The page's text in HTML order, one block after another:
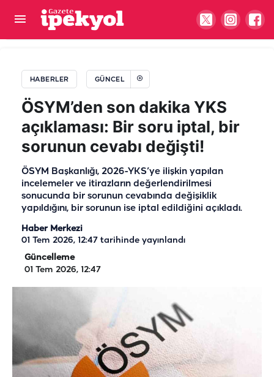
HABERLER GÜNCEL
ÖSYM’den son dakika YKS
açıklaması: Bir soru iptal, bir
sorunun cevabı değişti!
ÖSYM Başkanlığı, 2026-YKS’ye ilişkin yapılan
incelemeler ve itirazların değerlendirilmesi
sonucunda bir sorunun cevabında değişiklik
yapıldığını, bir sorunun ise iptal edildiğini açıkladı.
Haber Merkezi
01 Tem 2026, 12:47 tarihinde yayınlandı
Güncelleme
01 Tem 2026, 12:47
Harran İlçe Emniyet Müdürlüğü'ne yeni atama